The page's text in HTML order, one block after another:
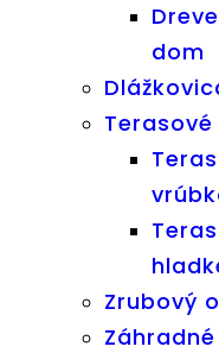
dom
Zrubový